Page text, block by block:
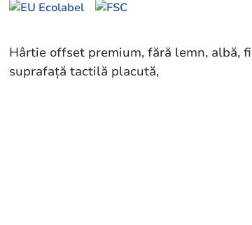
Hârtie offset premium, fără lemn, albă,
suprafață tactilă placută,